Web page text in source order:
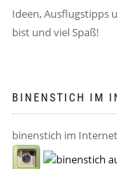
Ideen, Ausflugstipps
bist und viel Spaß!
BINENSTICH IM
binenstich im